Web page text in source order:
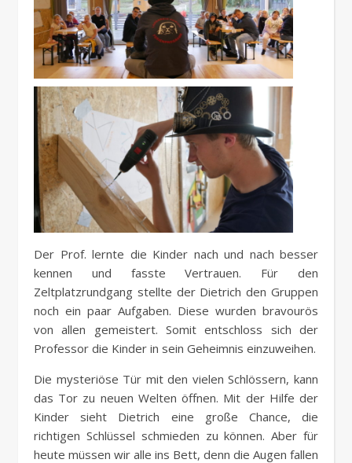
Der Prof. lernte die Kinder nach und nach besser
kennen und fasste Vertrauen. Für den
Zeltplatzrundgang stellte der Dietrich den Gruppen
noch ein paar Aufgaben. Diese wurden bravourös
von allen gemeistert. Somit entschloss sich der
Professor die Kinder in sein Geheimnis einzuweihen.
Die mysteriöse Tür mit den vielen Schlössern, kann
das Tor zu neuen Welten öffnen. Mit der Hilfe der
Kinder sieht Dietrich eine große Chance, die
richtigen Schlüssel schmieden zu können. Aber für
heute müssen wir alle ins Bett, denn die Augen fallen